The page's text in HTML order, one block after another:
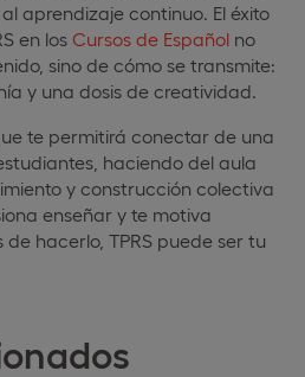
aprendizaje continuo. El éxito
en los Cursos de Español no
sino de cómo se transmite:
y una dosis de creatividad.
te permitirá conectar de una
haciendo del aula
y construcción colectiva
enseñar y te motiva
hacerlo, TPRS puede ser tu